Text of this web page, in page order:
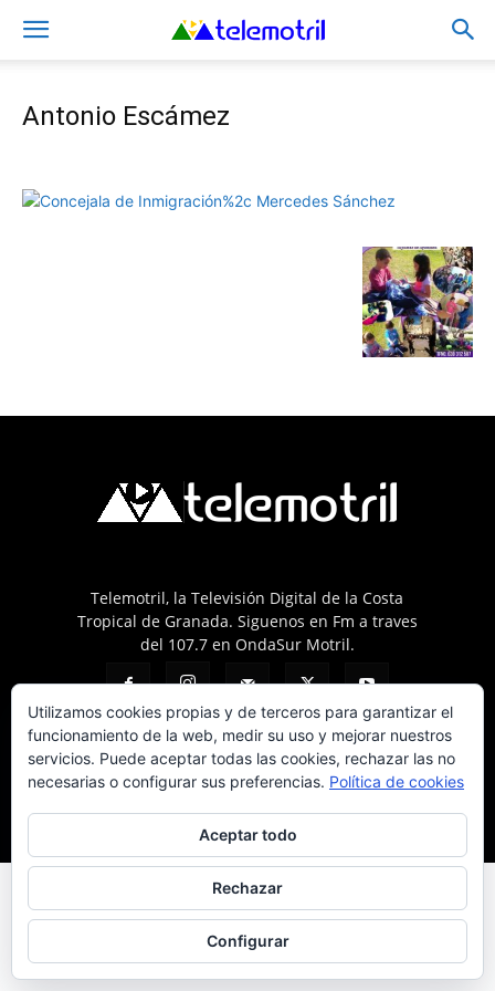
Antonio Escámez
Telemotril, la Televisión Digital de la Costa
Tropical de Granada. Siguenos en Fm a traves
del 107.7 en OndaSur Motril.
Más información sobre las cookies
© © 2025 Telemotril - Costa Tropical de Granada
Utilizamos cookies propias y de terceros para garantizar el
funcionamiento de la web, medir su uso y mejorar nuestros
servicios. Puede aceptar todas las cookies, rechazar las no
necesarias o configurar sus preferencias. Política de cookies
Aceptar todo
Rechazar
Configurar